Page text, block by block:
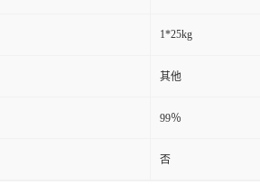
1*25kg
其他
99％
否